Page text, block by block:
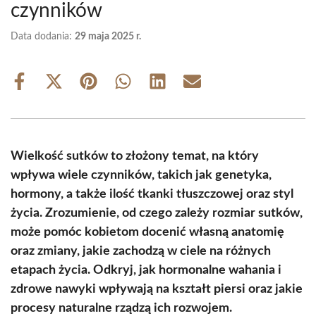
czynników
Data dodania: 29 maja 2025 r.
Share
Share
(Twitter)
Share Share Share Share
Wielkość sutków to złożony temat, na który
wpływa wiele czynników, takich jak genetyka,
hormony, a także ilość tkanki tłuszczowej oraz styl
życia. Zrozumienie, od czego zależy rozmiar sutków,
może pomóc kobietom docenić własną anatomię
oraz zmiany, jakie zachodzą w ciele na różnych
etapach życia. Odkryj, jak hormonalne wahania i
zdrowe nawyki wpływają na kształt piersi oraz jakie
procesy naturalne rządzą ich rozwojem.